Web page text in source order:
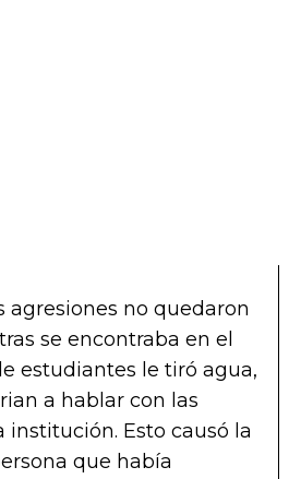
agresiones no quedaron
se encontraba en el
estudiantes le tiró agua,
a hablar con las
institución. Esto causó la
que había